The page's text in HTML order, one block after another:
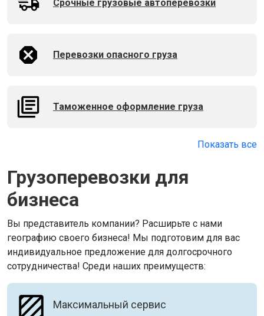
Срочные грузовые автоперевозки
Перевозки опасного груза
Таможенное оформление груза
Показать все
Грузоперевозки для
бизнеса
Вы представитель компании? Расширьте с нами
географию своего бизнеса! Мы подготовим для вас
индивидуальное предложение для долгосрочного
сотрудничества! Среди наших преимуществ:
Максимальный сервис